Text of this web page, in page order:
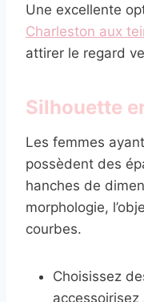
Une excellente
Charleston aux
attirer le regard
Silhouette
Les femmes
possèdent des
hanches de
morphologie,
courbes.
Choisissez